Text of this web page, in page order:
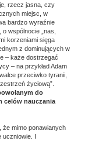
rzecz jasna, czy
miejsc, w
bardzo wyraźnie
wspólnocie „nas,
korzeniami sięga
z dominujących w
– każe dostrzegać
– na przykład Adam
przeciwko tyranii,
życiową”.
do
celów nauczania
że mimo ponawianych
uczniowie. I